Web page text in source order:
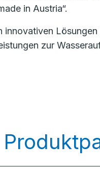
in Austria“.
zur